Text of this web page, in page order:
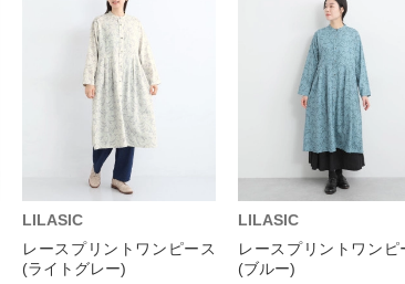
LILASIC
レースプリントワンピース
(ライトグレー)
LILASIC
レースプリントワンピ
(ブルー)